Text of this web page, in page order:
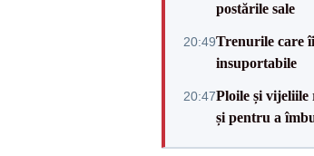
postările sale
20:49Trenurile care
insuportabile
20:47Ploile și vijeliile
și pentru a